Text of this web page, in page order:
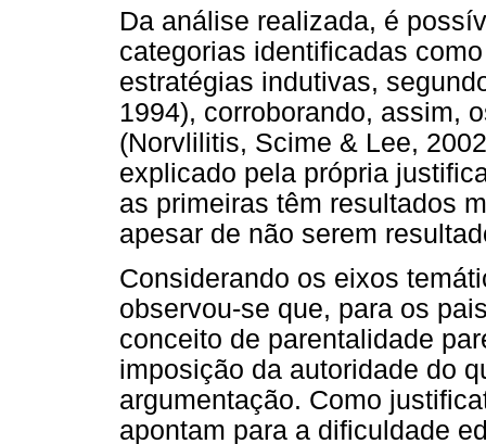
Da análise realizada, é
categorias identificadas
estratégias indutivas,
1994), corroborando, assim,
(Norvlilitis, Scime & Lee,
explicado pela própria
as primeiras têm resultados
apesar de não serem
Considerando os eixos
observou-se que, para os
conceito de parentalidade
imposição da autoridade do
argumentação. Como
apontam para a dificuldade